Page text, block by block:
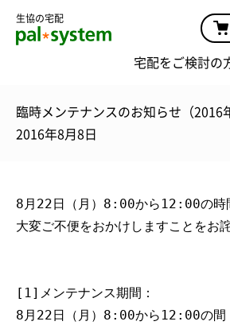
生協の宅配
宅配をご検討の
臨時メンテナンスのお知らせ（2016
2016年8月8日
8月 22日（月） 8 : 00から 12 : 00の時
大変ご不便をおかけしますことをお
[ 1]メンテナンス期間：
8月 22日（月） 8 : 00から 12 : 00の間